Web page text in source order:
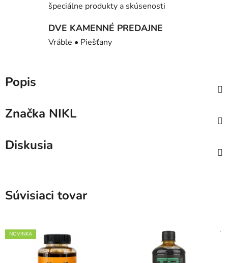
špeciálne produkty a skúsenosti
DVE KAMENNÉ PREDAJNE
Vráble • Piešťany
Popis
Značka NIKL
Diskusia
Súvisiaci tovar
NOVINKA